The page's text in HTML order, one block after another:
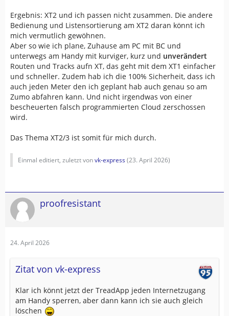
Ergebnis: XT2 und ich passen nicht zusammen. Die andere
Bedienung und Listensortierung am XT2 daran könnt ich
mich vermutlich gewöhnen.
Aber so wie ich plane, Zuhause am PC mit BC und
unterwegs am Handy mit kurviger, kurz und unverändert
Routen und Tracks aufn XT, das geht mit dem XT1 einfacher
und schneller. Zudem hab ich die 100% Sicherheit, dass ich
auch jeden Meter den ich geplant hab auch genau so am
Zumo abfahren kann. Und nicht irgendwas von einer
bescheuerten falsch programmierten Cloud zerschossen
wird.
Das Thema XT2/3 ist somit für mich durch.
Einmal editiert, zuletzt vonvk-express(23. April 2026)
proofresistant
24. April 2026
Zitat von vk-express
Klar ich könnt jetzt der TreadApp jeden Internetzugang
am Handy sperren, aber dann kann ich sie auch gleich
löschen